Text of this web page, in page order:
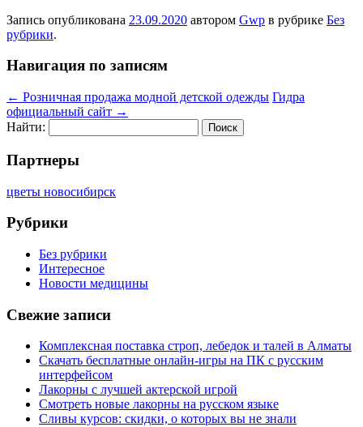
Запись опубликована 23.09.2020 автором Gwp в рубрике Без
рубрики.
Навигация по записям
← Розничная продажа модной детской одежды Гидра
официальный сайт →
Найти:
Партнеры
цветы новосибирск
Рубрики
Без рубрики
Интересное
Новости медицины
Свежие записи
Комплексная поставка строп, лебедок и талей в Алматы
Скачать бесплатные онлайн-игры на ПК с русским
интерфейсом
Лакорны с лучшей актерской игрой
Смотреть новые лакорны на русском языке
Сливы курсов: скидки, о которых вы не знали